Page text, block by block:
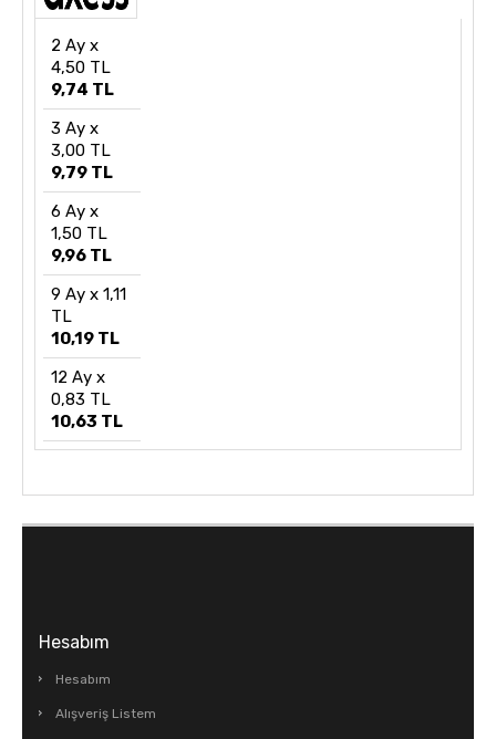
2 Ay x
4,50 TL
9,74 TL
3 Ay x
3,00 TL
9,79 TL
6 Ay x
1,50 TL
9,96 TL
9 Ay x 1,11
TL
10,19 TL
12 Ay x
0,83 TL
10,63 TL
Hesabım
Hesabım
Alışveriş Listem